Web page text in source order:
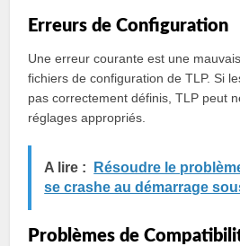
Erreurs de Configuration
Une erreur courante est une
fichiers de configuration de TLP. Si
pas correctement définis, TLP peut
réglages appropriés.
A lire :
Résoudre le
se crashe au démarrage
Problèmes de